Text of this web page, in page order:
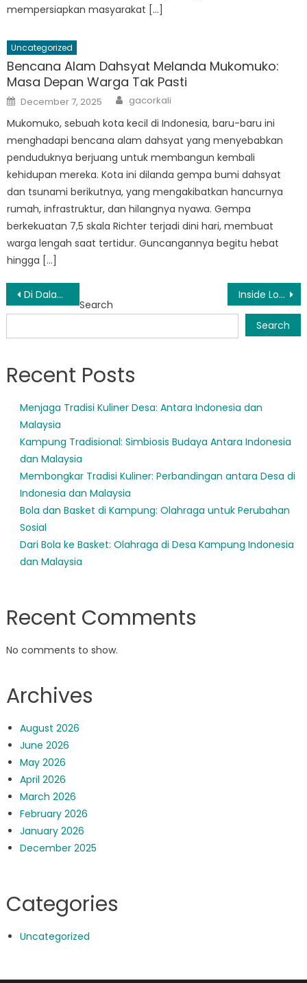
mempersiapkan masyarakat […]
Uncategorized
Bencana Alam Dahsyat Melanda Mukomuko:
Masa Depan Warga Tak Pasti
Posted
on
December 7, 2025 Author
gacorkali
Mukomuko, sebuah kota kecil di Indonesia, baru-baru ini
menghadapi bencana alam dahsyat yang menyebabkan
penduduknya berjuang untuk membangun kembali
kehidupan mereka. Kota ini dilanda gempa bumi dahsyat
dan tsunami berikutnya, yang mengakibatkan hancurnya
rumah, infrastruktur, dan hilangnya nyawa. Gempa
berkekuatan 7,5 skala Richter terjadi dini hari, membuat
warga lengah saat tertidur. Guncangannya begitu hebat
hingga […]
Post
navigation
Di Dalam BPBD Ipuh: Bagaimana Mereka Menjaga Keamanan Masyarakat Inside Look: Cara BPBD Air Manjunto Bersiap Hadapi Bencana Alam
Search
Search
Recent Posts
Menjaga Tradisi Kuliner Desa: Antara Indonesia dan
Malaysia
Kampung Tradisional: Simbiosis Budaya Antara Indonesia
dan Malaysia
Membongkar Tradisi Kuliner: Perbandingan antara Desa di
Indonesia dan Malaysia
Bola dan Basket di Kampung: Olahraga untuk Perubahan
Sosial
Dari Bola ke Basket: Olahraga di Desa Kampung Indonesia
dan Malaysia
Recent Comments
No comments to show.
Archives
August 2026
June 2026
May 2026
April 2026
March 2026
February 2026
January 2026
December 2025
Categories
Uncategorized